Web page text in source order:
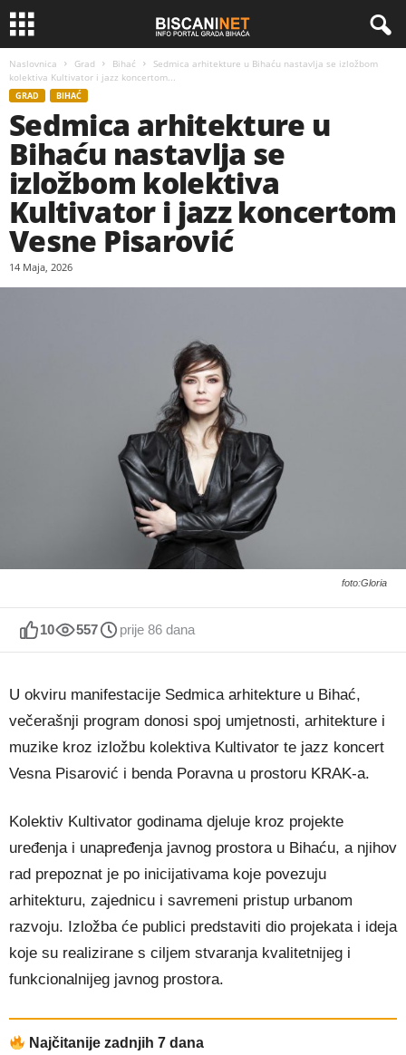
Naslovnica Grad Bihać
Sedmica arhitekture u Bihaću nastavlja se izložbom
kolektiva Kultivator i jazz koncertom...
GRAD BIHAĆ
Sedmica arhitekture u
Bihaću nastavlja se
izložbom kolektiva
Kultivator i jazz koncertom
Vesne Pisarović
14 Maja, 2026
foto:Gloria
10 557 prije 86 dana
U okviru manifestacije Sedmica arhitekture u Bihać,
večerašnji program donosi spoj umjetnosti, arhitekture i
muzike kroz izložbu kolektiva Kultivator te jazz koncert
Vesna Pisarović i benda Poravna u prostoru KRAK-a.
Kolektiv Kultivator godinama djeluje kroz projekte
uređenja i unapređenja javnog prostora u Bihaću, a njihov
rad prepoznat je po inicijativama koje povezuju
arhitekturu, zajednicu i savremeni pristup urbanom
razvoju. Izložba će publici predstaviti dio projekata i ideja
koje su realizirane s ciljem stvaranja kvalitetnijeg i
funkcionalnijeg javnog prostora.
Najčitanije zadnjih 7 dana